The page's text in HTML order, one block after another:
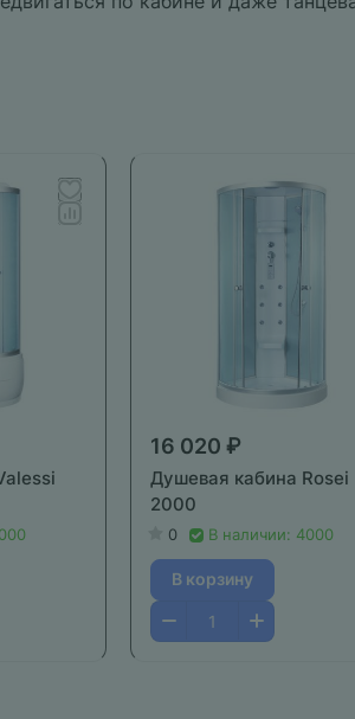
16 020 ₽
Душевая кабина Rosei
2000
0 В наличии: 4000
В корзину